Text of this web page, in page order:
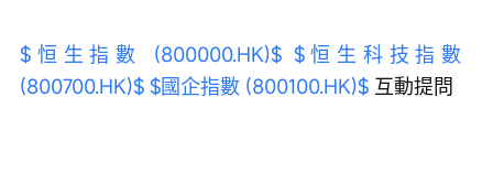
$恒生指數 (800000.HK)$ $恒生科技指數
(800700.HK)$ $國企指數 (800100.HK)$ 互動提問